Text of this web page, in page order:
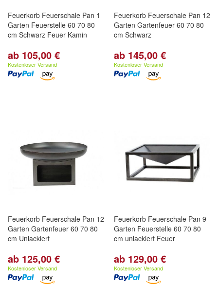
Feuerkorb Feuerschale Pan 1
Garten Feuerstelle 60 70 80
cm Schwarz Feuer Kamin
ab 105,00 €
Kostenloser Versand
Feuerkorb Feuerschale Pan 12
Garten Gartenfeuer 60 70 80
cm Schwarz
ab 145,00 €
Kostenloser Versand
Feuerkorb Feuerschale Pan 12
Garten Gartenfeuer 60 70 80
cm Unlackiert
ab 125,00 €
Kostenloser Versand
Feuerkorb Feuerschale Pan 9
Garten Feuerstelle 60 70 80
cm unlackiert Feuer
ab 129,00 €
Kostenloser Versand